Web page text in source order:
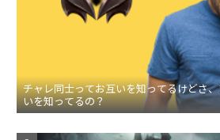
チャレ同士ってお互いを知ってるけどさ
いを知ってるの？